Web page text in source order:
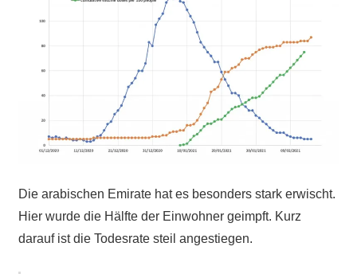
Die arabischen Emirate hat es besonders stark erwischt.
Hier wurde die Hälfte der Einwohner geimpft. Kurz
darauf ist die Todesrate steil angestiegen.